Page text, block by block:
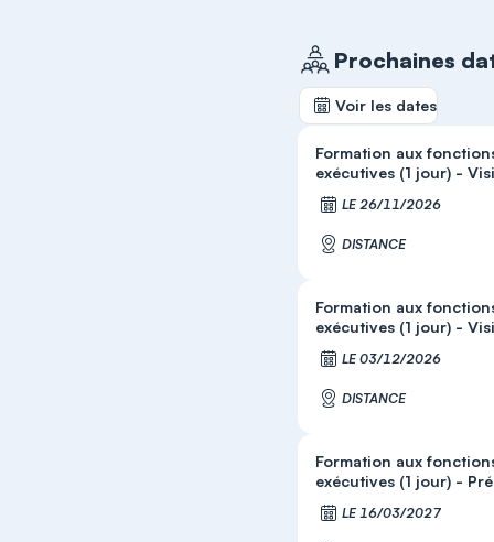
Prochaines
Voir les dates
Formation aux
exécutives (1 jour) -
LE 26/11/2026
DISTANCE
Formation aux
exécutives (1 jour) -
LE 03/12/2026
DISTANCE
Formation aux
exécutives (1 jour) -
LE 16/03/2027